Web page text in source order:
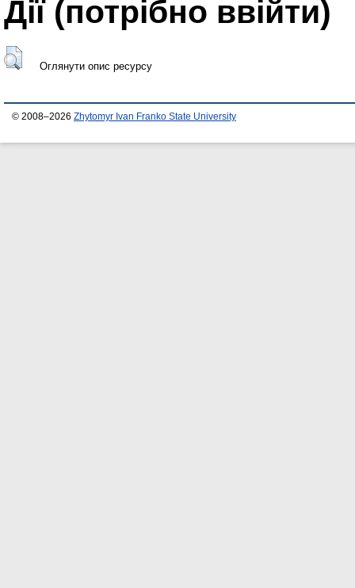
Дії ​​(потрібно ввійти)
Оглянути опис ресурсу
© 2008–2026 Zhytomyr Ivan Franko State University